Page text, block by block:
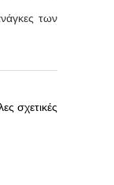
των
σχετικές